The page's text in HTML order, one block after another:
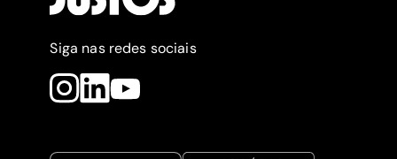
Siga nas redes sociais